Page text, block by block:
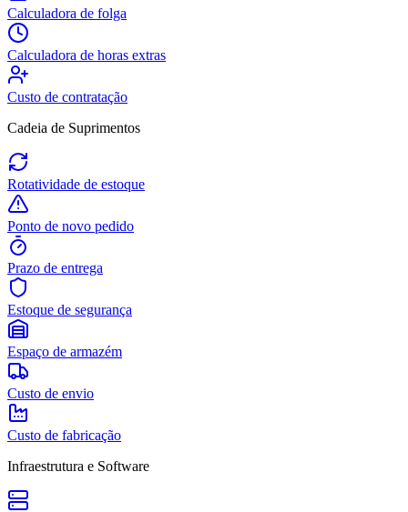
Calculadora de folga
Calculadora de horas extras
Custo de contratação
Cadeia de Suprimentos
Rotatividade de estoque
Ponto de novo pedido
Prazo de entrega
Estoque de segurança
Espaço de armazém
Custo de envio
Custo de fabricação
Infraestrutura e Software